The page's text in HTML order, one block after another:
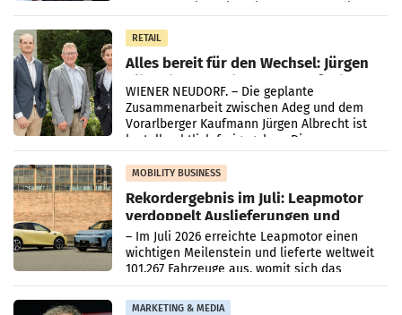
RETAIL
Alles bereit für den Wechsel: Jürgen
Albrecht setzt ab 1.1.2027 auf Adeg
WIENER NEUDORF. – Die geplante
Zusammenarbeit zwischen Adeg und dem
Vorarlberger Kaufmann Jürgen Albrecht ist
kartellrechtlich freigegeben: Die
Bundeswettbewerbsbehörde und der
Bundeskartellanwalt
MOBILITY BUSINESS
Rekordergebnis im Juli: Leapmotor
verdoppelt Auslieferungen und
überschreitet die 100.000er-Marke
– Im Juli 2026 erreichte Leapmotor einen
wichtigen Meilenstein und lieferte weltweit
101.267 Fahrzeuge aus, womit sich das
Ergebnis gegenüber Juli 2025 mehr als
verdoppelte (+102
MARKETING & MEDIA